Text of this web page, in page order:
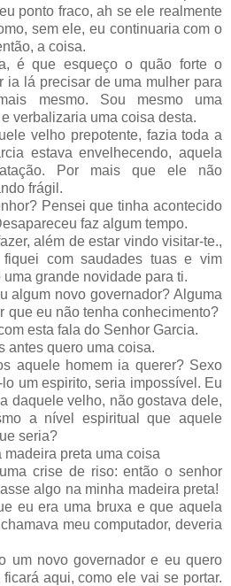
ponto fraco, ah se ele realmente
sem ele, eu continuaria com o
a coisa.
é que esqueço o quão forte o
ia lá precisar de uma mulher para
mesmo. Sou mesmo uma
verbalizaria uma coisa desta.
velho prepotente, fazia toda a
estava envelhecendo, aquela
Por mais que ele não
frágil.
Pensei que tinha acontecido
faz algum tempo.
além de estar vindo visitar-te.,
fiquei com saudades tuas e vim
grande novidade para ti.
algum novo governador? Alguma
que eu não tenha conhecimento?
esta fala do Senhor Garcia.
antes quero uma coisa.
aquele homem ia querer? Sexo
um espirito, seria impossível. Eu
daquele velho, não gostava dele,
a nível espiritual que aquele
seria?
preta uma coisa
crise de riso: então o senhor
algo na minha madeira preta!
eu era uma bruxa e que aquela
meu computador, deveria
um novo governador e eu quero
aqui, como ele vai se portar.